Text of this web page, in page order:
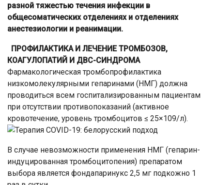
разной тяжестью течения инфекции в
общесоматических отделениях и отделениях
анестезиологии и реанимации.
ПРОФИЛАКТИКА И ЛЕЧЕНИЕ ТРОМБОЗОВ,
КОАГУЛОПАТИЙ И ДВС-СИНДРОМА
Фармакологическая тромбопрофилактика
низкомолекулярными гепаринами (НМГ) должна
проводиться всем госпитализированным пациентам
при отсутствии противопоказаний (активное
кровотечение, уровень тромбоцитов ≤ 25×109/л).
В случае невозможности применения НМГ (гепарин-
индуцированная тромбоцитопения) препаратом
выбора является фондапаринукс 2,5 мг подкожно 1